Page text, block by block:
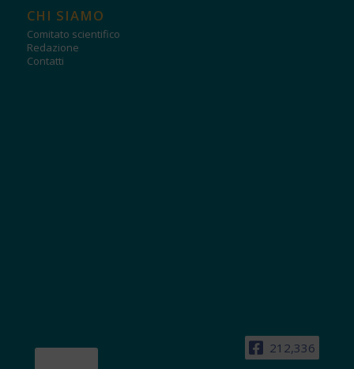
CHI SIAMO
Comitato scientifico
Redazione
Contatti
212,336